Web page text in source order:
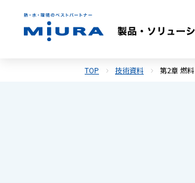
TOP 技術資料 第2章 燃料